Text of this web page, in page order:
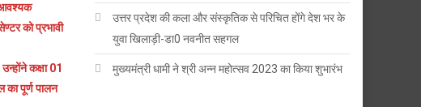
आवश्यक
को प्रभावी
कक्षा 01
का पूर्ण पालन
उत्तर प्रदेश की कला और संस्कृतिक से परिचित होंगे देश भर के
युवा खिलाड़ी-डा0 नवनीत सहगल
मुख्यमंत्री धामी ने श्री अन्न महोत्सव 2023 का किया शुभारंभ